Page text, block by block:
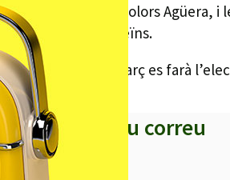
de Palafolls, Dolors
l’Associació de veïns.
proper mes de març es farà
titulars al teu correu